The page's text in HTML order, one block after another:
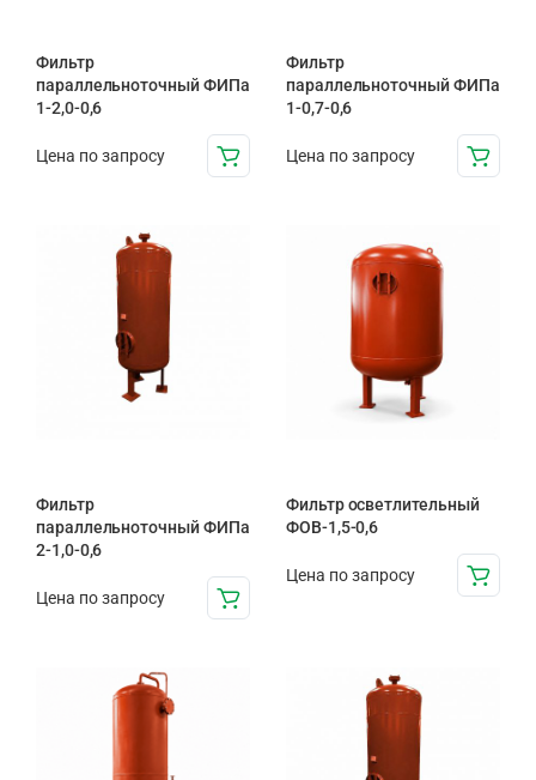
Фильтр
параллельноточный ФИПа
1-2,0-0,6
Цена по запросу
Фильтр
параллельноточный ФИПа
1-0,7-0,6
Цена по запросу
Фильтр
параллельноточный ФИПа
2-1,0-0,6
Цена по запросу
Фильтр осветлительный
ФОВ-1,5-0,6
Цена по запросу